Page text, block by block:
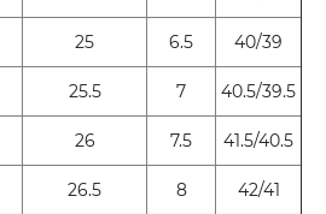
25 6.5
40/39
25.5 7
40.5/39.5
26 7.5
41.5/40.5
26.5 8
42/41